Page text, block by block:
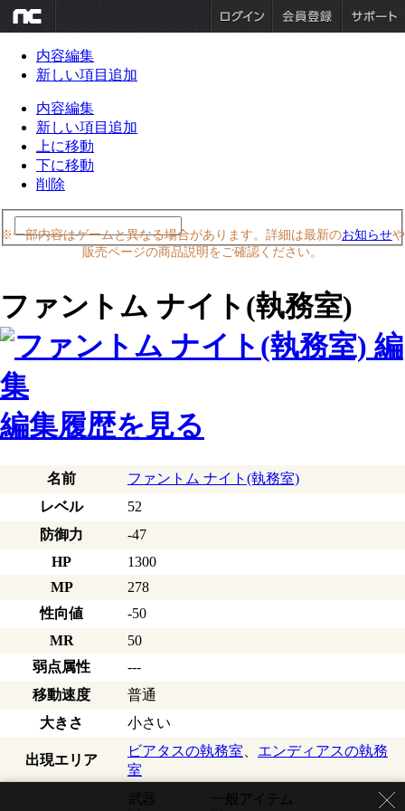
内容編集
新しい項目追加
内容編集
新しい項目追加
上に移動
下に移動
削除
※一部内容はゲームと異なる場合があります。詳細は最新のお知らせや
販売ページの商品説明をご確認ください。
ファントム ナイト(執務室)
編集履歴を見る
名前
ファントム ナイト(執務室)
レベル
52
防御力
-47
HP
1300
MP
278
性向値
-50
MR
50
弱点属性
---
移動速度
普通
大きさ
小さい
出現エリア
ビアタスの執務室
エンディアスの執務
室
武器
一般アイテム